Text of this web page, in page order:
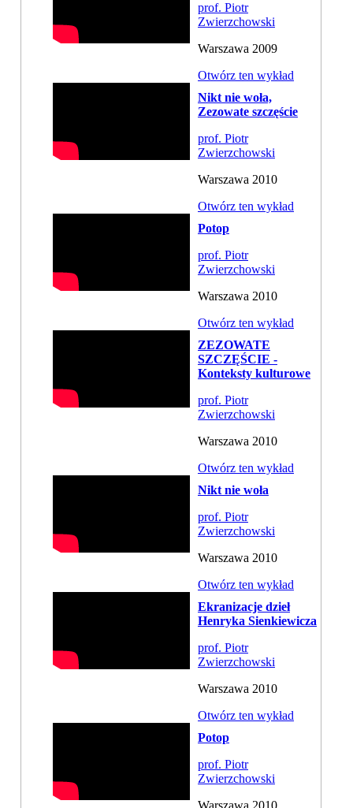
prof. Piotr
Zwierzchowski
Warszawa 2009
Otwórz ten wykład
Nikt nie woła,
Zezowate szczęście
prof. Piotr
Zwierzchowski
Warszawa 2010
Otwórz ten wykład
Potop
prof. Piotr
Zwierzchowski
Warszawa 2010
Otwórz ten wykład
ZEZOWATE
SZCZĘŚCIE -
Konteksty kulturowe
prof. Piotr
Zwierzchowski
Warszawa 2010
Otwórz ten wykład
Nikt nie woła
prof. Piotr
Zwierzchowski
Warszawa 2010
Otwórz ten wykład
Ekranizacje dzieł
Henryka Sienkiewicza
prof. Piotr
Zwierzchowski
Warszawa 2010
Otwórz ten wykład
Potop
prof. Piotr
Zwierzchowski
Warszawa 2010